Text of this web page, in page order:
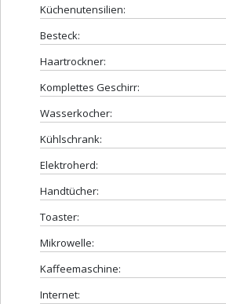
Küchenutensilien:
Besteck:
Haartrockner:
Komplettes Geschirr:
Wasserkocher:
Kühlschrank:
Elektroherd:
Handtücher:
Toaster:
Mikrowelle:
Kaffeemaschine:
Internet: